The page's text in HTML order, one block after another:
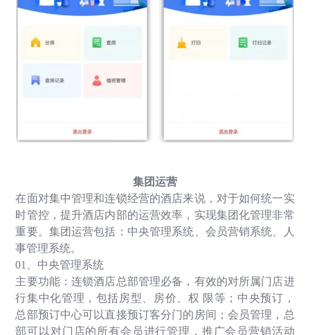
集团运营
在面对集中管理和连锁经营的酒店来说，对于如何统一实
时管控，提升酒店内部的运营效率，实现集团化管理非常
重要。集团运营包括：中央管理系统、会员营销系统、人
事管理系统。
01
、中央管理系统
主要功能：连锁酒店总部管理必备，有效的对所属门店进
行集中化管理，包括房型、房价、权 限等；中央预订，
总部预订中心可以直接预订客分门的房间；会员管理，总
部可以对门店的所有会员进行管理，推广会员营销活动